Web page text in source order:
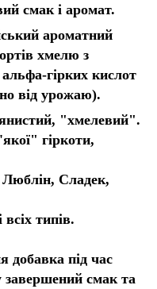
смак і аромат.
ароматний
хмелю з
гірких кислот
від урожаю).
"хмелевий".
гіркоти,
Люблін, Сладек,
типів.
добавка під час
завершений смак та